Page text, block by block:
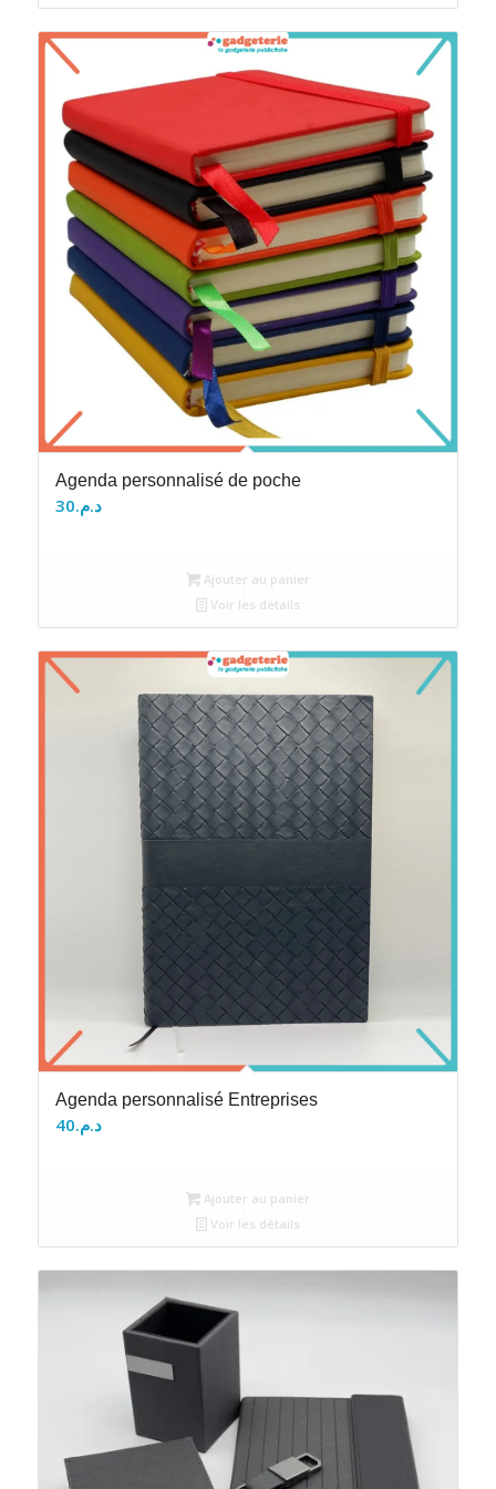
Agenda personnalisé de poche
د.م.30
Ajouter au panier
Voir les détails
Agenda personnalisé Entreprises
د.م.40
Ajouter au panier
Voir les détails